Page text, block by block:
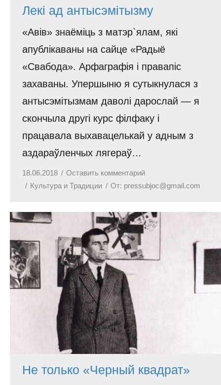
Лекі ад антысэмітызму
«Авів» знаёміць з матэр`ялам, які
апублікаваны на сайце «Радыё
«Свабода». Арфаграфія і правапіс
захаваны. Упершыню я сутыкнулася з
антысэмітызмам даволі дарослай — я
скончыла другі курс філфаку і
працавала выхавацелькай у адным з
аздараўленчых лягераў…
18.06.2018
Оставить комментарий
Культура и Традиции
От: pressubjoc@gmail.com
Не только «Черный квадрат»